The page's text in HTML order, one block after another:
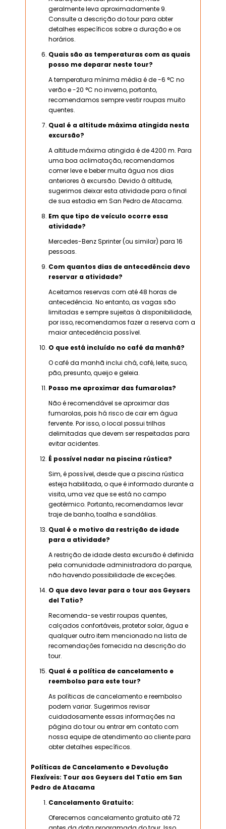
geralmente leva aproximadamente 9.
Consulte a descrição do tour para obter
detalhes específicos sobre a duração e os
horários.
Quais são as temperaturas com as quais
posso me deparar neste tour?
A temperatura mínima média é de -6 °C no
verão e -20 °C no inverno, portanto,
recomendamos sempre vestir roupas muito
quentes.
Qual é a altitude máxima atingida nesta
excursão?
A altitude máxima atingida é de 4200 m. Para
uma boa aclimatação, recomendamos
comer leve e beber muita água nos dias
anteriores à excursão. Devido à altitude,
sugerimos deixar esta atividade para o final
de sua estadia em San Pedro de Atacama.
Em que tipo de veículo ocorre essa
atividade?
Mercedes-Benz Sprinter (ou similar) para 16
pessoas.
Com quantos dias de antecedência devo
reservar a atividade?
Aceitamos reservas com até 48 horas de
antecedência. No entanto, as vagas são
limitadas e sempre sujeitas à disponibilidade,
por isso, recomendamos fazer a reserva com a
maior antecedência possível.
O que está incluído no café da manhã?
O café da manhã inclui chá, café, leite, suco,
pão, presunto, queijo e geleia.
Posso me aproximar das fumarolas?
Não é recomendável se aproximar das
fumarolas, pois há risco de cair em água
fervente. Por isso, o local possui trilhas
delimitadas que devem ser respeitadas para
evitar acidentes.
É possível nadar na piscina rústica?
Sim, é possível, desde que a piscina rústica
esteja habilitada, o que é informado durante a
visita, uma vez que se está no campo
geotérmico. Portanto, recomendamos levar
traje de banho, toalha e sandálias.
Qual é o motivo da restrição de idade
para a atividade?
A restrição de idade desta excursão é definida
pela comunidade administradora do parque,
não havendo possibilidade de exceções.
O que devo levar para o tour aos Geysers
del Tatio?
Recomenda-se vestir roupas quentes,
calçados confortáveis, protetor solar, água e
qualquer outro item mencionado na lista de
recomendações fornecida na descrição do
tour.
Qual é a política de cancelamento e
reembolso para este tour?
As políticas de cancelamento e reembolso
podem variar. Sugerimos revisar
cuidadosamente essas informações na
página do tour ou entrar em contato com
nossa equipe de atendimento ao cliente para
obter detalhes específicos.
Políticas de Cancelamento e Devolução
Flexíveis: Tour aos Geysers del Tatio em San
Pedro de Atacama
Cancelamento Gratuito:
Oferecemos cancelamento gratuito até 72